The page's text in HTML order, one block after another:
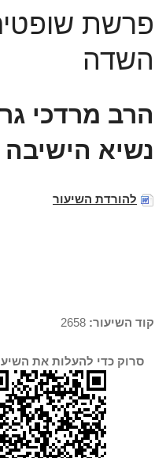
פרשת
השדה
הרב מרדכי
נשיא הישיבה
להורדת השיעור
קוד השיעור:
סרוק כדי להעלות את